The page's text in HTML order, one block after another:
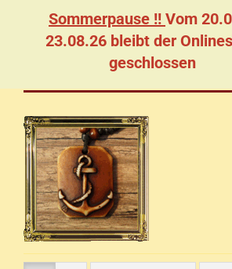
Sommerpause !! Vom
23.08.26 bleibt der
geschlossen
Maritimes / Meerestiere